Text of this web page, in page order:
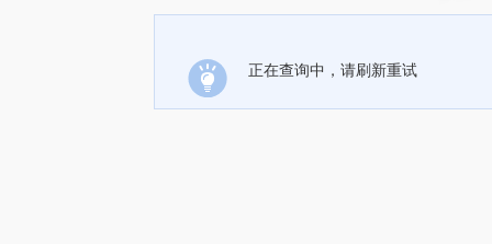
正在查询中，请刷新重试